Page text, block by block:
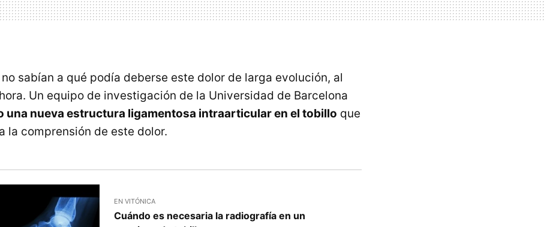
sabían a qué podía deberse este dolor de larga evolución, al
Un equipo de investigación de la Universidad de Barcelona
una nueva estructura ligamentosa intraarticular en el tobillo que
la comprensión de este dolor.
EN VITÓNICA
Cuándo es necesaria la radiografía en un